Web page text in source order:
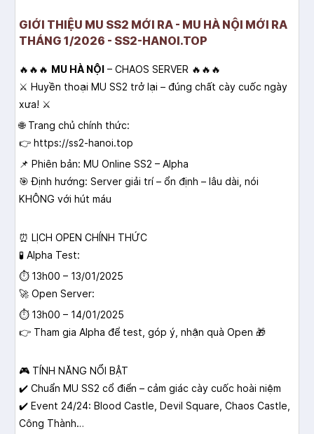
GIỚI THIỆU MU SS2 MỚI RA - MU HÀ NỘI MỚI RA
THÁNG 1/2026 - SS2-HANOI.TOP
🔥🔥🔥 MU HÀ NỘI – CHAOS SERVER 🔥🔥🔥
⚔️ Huyền thoại MU SS2 trở lại – đúng chất cày cuốc ngày
xưa! ⚔️
🌐 Trang chủ chính thức:
👉 https://ss2-hanoi.top
📌 Phiên bản: MU Online SS2 – Alpha
🎯 Định hướng: Server giải trí – ổn định – lâu dài, nói
KHÔNG với hút máu
⏰ LỊCH OPEN CHÍNH THỨC
🧪 Alpha Test:
⏱️ 13h00 – 13/01/2025
🚀 Open Server:
⏱️ 13h00 – 14/01/2025
👉 Tham gia Alpha để test, góp ý, nhận quà Open 🎁
🎮 TÍNH NĂNG NỔI BẬT
✔️ Chuẩn MU SS2 cổ điển – cảm giác cày cuốc hoài niệm
✔️ Event 24/24: Blood Castle, Devil Square, Chaos Castle,
Công Thành…